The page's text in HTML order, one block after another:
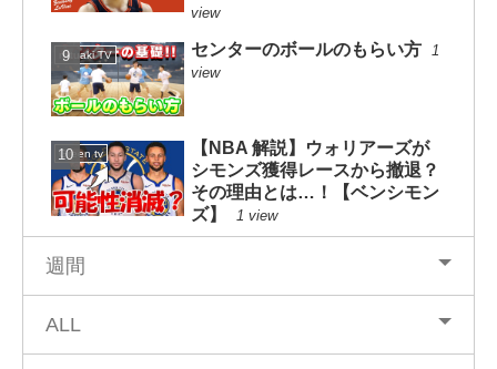
view
mituaki TV センターのボールのもらい方
1
view
Green tv
【NBA 解説】ウォリアーズが
シモンズ獲得レースから撤退？
その理由とは…！【ベンシモン
ズ】
1 view
週間
ALL